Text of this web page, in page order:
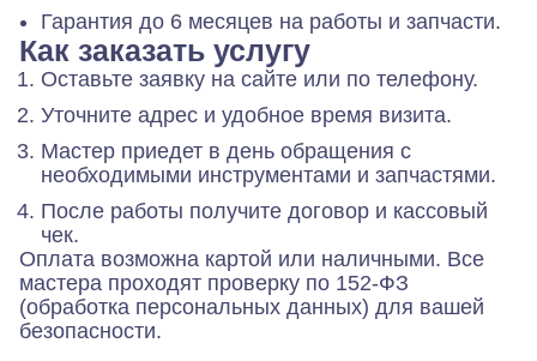
Гарантия до 6 месяцев на работы и запчасти.
Как заказать услугу
Оставьте заявку на сайте или по телефону.
Уточните адрес и удобное время визита.
Мастер приедет в день обращения с
необходимыми инструментами и запчастями.
После работы получите договор и кассовый
чек.
Оплата возможна картой или наличными. Все
мастера проходят проверку по 152-ФЗ
(обработка персональных данных) для вашей
безопасности.